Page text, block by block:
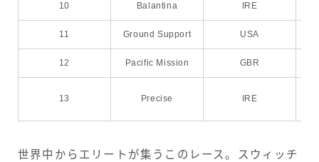
10 Balantina IRE
11 Ground Support USA
12 Pacific Mission GBR
13 Precise IRE
世界中からエリートが集うこのレース。スウィッチ